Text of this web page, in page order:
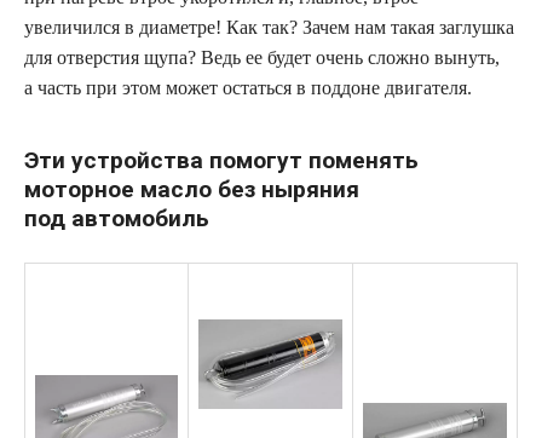
увеличился в диаметре! Как так? Зачем нам такая заглушка
для отверстия щупа? Ведь ее будет очень сложно вынуть,
а часть при этом может остаться в поддоне двигателя.
Эти устройства помогут поменять
моторное масло без ныряния
под автомобиль